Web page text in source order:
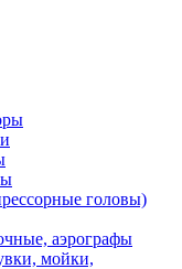
головы)
аэрографы
мойки,